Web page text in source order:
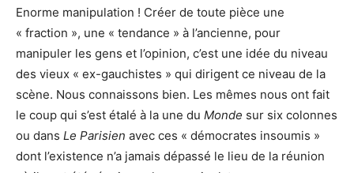
Enorme manipulation ! Créer de toute pièce une
« fraction », une « tendance » à l’ancienne, pour
manipuler les gens et l’opinion, c’est une idée du niveau
des vieux « ex-gauchistes » qui dirigent ce niveau de la
scène. Nous connaissons bien. Les mêmes nous ont fait
le coup qui s’est étalé à la une du Monde sur six colonnes
ou dans Le Parisien avec ces « démocrates insoumis »
dont l’existence n’a jamais dépassé le lieu de la réunion